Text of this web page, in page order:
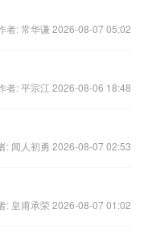
者: 常华谦 2026-08-07 05:02
者: 平宗江 2026-08-06 18:48
: 闻人初勇 2026-08-07 02:53
: 皇甫承荣 2026-08-07 01:02